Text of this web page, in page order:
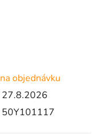
na objednávku
27.8.2026
50Y101117